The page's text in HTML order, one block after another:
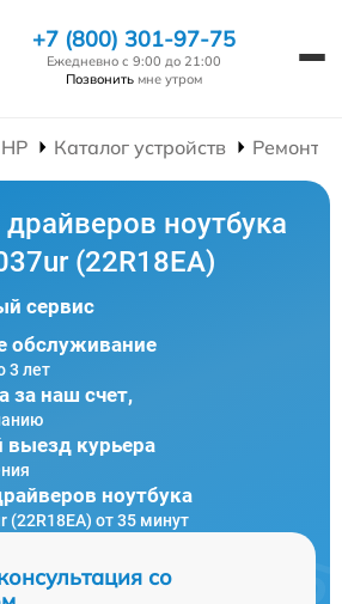
+7 (800) 301-97-75
Ежедневно с 9:00 до 21:00
Позвонить мне утром
Каталог устройств Ремонт
ноутбука
(22R18EA)
сервис
обслуживание
3 лет
за наш счет,
выезд курьера
ноутбука
(22R18EA) от 35 минут
со